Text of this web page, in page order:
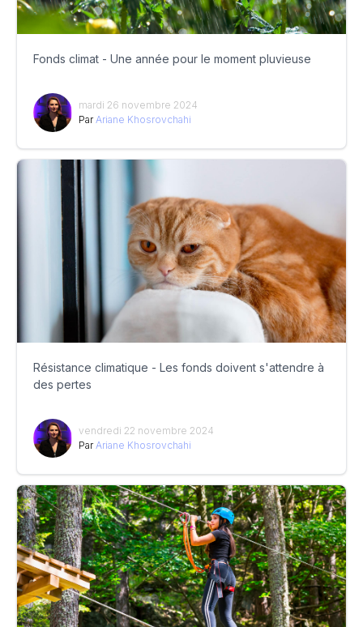
Fonds climat - Une année pour le moment pluvieuse
mardi 26 novembre 2024
Par Ariane Khosrovchahi
Résistance climatique - Les fonds doivent s'attendre à
des pertes
vendredi 22 novembre 2024
Par Ariane Khosrovchahi